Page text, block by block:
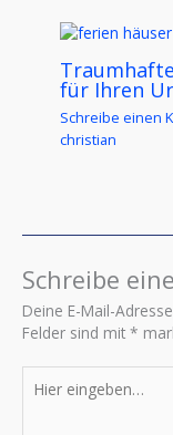
für Ihren
Schreibe einen
christian
Schreibe
Deine E-Mail-
Felder sind mit *
eingeben…